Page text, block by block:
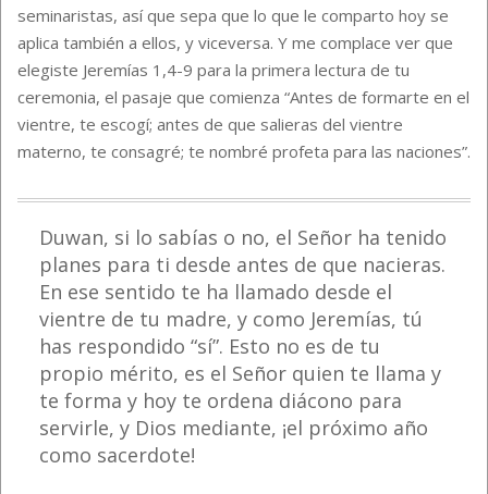
seminaristas, así que sepa que lo que le comparto hoy se
aplica también a ellos, y viceversa. Y me complace ver que
elegiste Jeremías 1,4-9 para la primera lectura de tu
ceremonia, el pasaje que comienza “Antes de formarte en el
vientre, te escogí; antes de que salieras del vientre
materno, te consagré; te nombré profeta para las naciones”.
Duwan, si lo sabías o no, el Señor ha tenido
planes para ti desde antes de que nacieras.
En ese sentido te ha llamado desde el
vientre de tu madre, y como Jeremías, tú
has respondido “sí”. Esto no es de tu
propio mérito, es el Señor quien te llama y
te forma y hoy te ordena diácono para
servirle, y Dios mediante, ¡el próximo año
como sacerdote!